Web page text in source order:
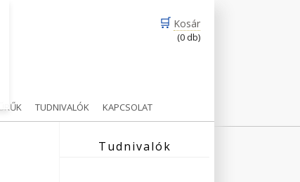
🛒 Kosár
(0 db)
TUDNIVALÓK KAPCSOLAT
Tudnivalók